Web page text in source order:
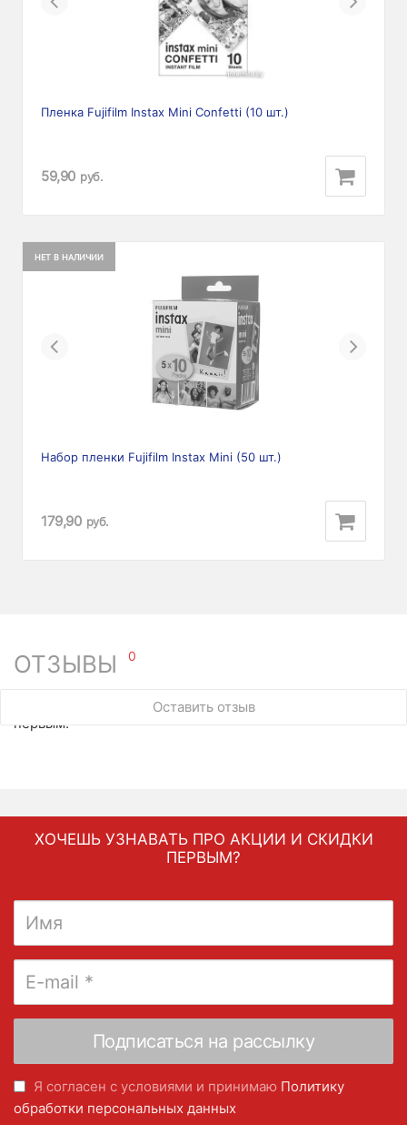
Пленка Fujifilm Instax Mini Confetti (10 шт.)
59,90 руб.
НЕТ В НАЛИЧИИ
Previous Next
Набор пленки Fujifilm Instax Mini (50 шт.)
179,90 руб.
ОТЗЫВЫ 0
Оставить отзыв
У этого товара нет ни одного отзыва. Вы можете стать
первым.
ХОЧЕШЬ УЗНАВАТЬ ПРО АКЦИИ И СКИДКИ
ПЕРВЫМ?
Я согласен с условиями и принимаю Политику
обработки персональных данных